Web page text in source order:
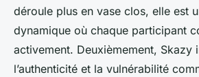
déroule plus en vase clos, elle est
dynamique où chaque participant
activement. Deuxièmement, Skazy
l’authenticité et la vulnérabilité